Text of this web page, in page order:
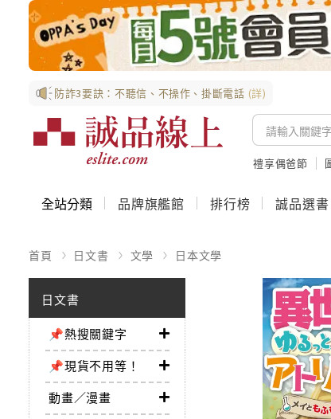
防詐3要訣：不聽信、不操作、掛斷電話 (詳)
禮享偶爸節
全站分類 品牌旗艦館 排行榜 誠品選書
首頁 日文書 文學 日本文學
日文書
📌熱搜關鍵字
📌現貨不用等！
動畫／漫畫